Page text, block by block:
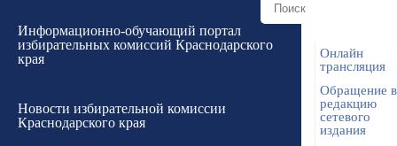
Информационно-обучающий портал
избирательных комиссий Краснодарского
края
Новости избирательной комиссии
Краснодарского края
Онлайн
трансляция
Обращение в
редакцию
сетевого
издания